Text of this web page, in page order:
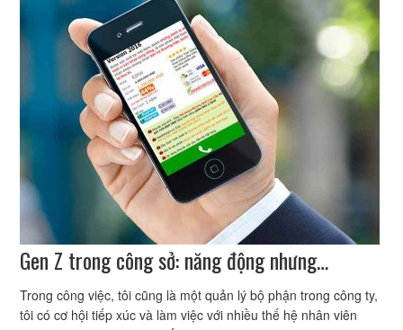
Gen Z trong công sở: năng động nhưng…
Trong công việc, tôi cũng là một quản lý bộ phận trong công ty,
tôi có cơ hội tiếp xúc và làm việc với nhiều thế hệ nhân viên